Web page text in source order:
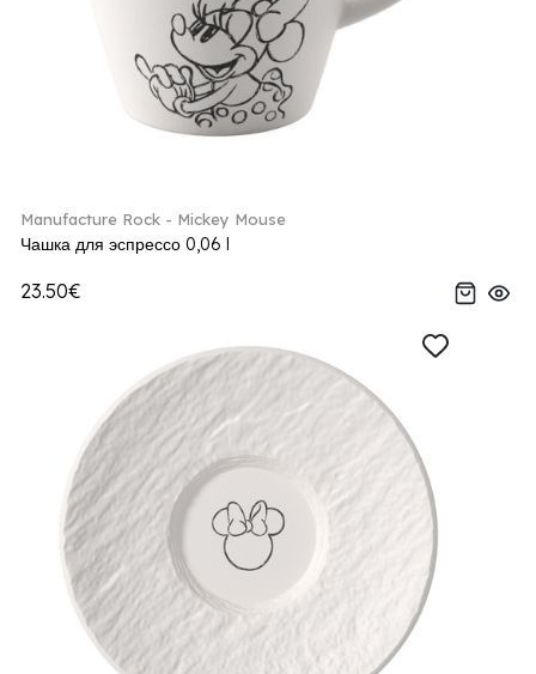
Manufacture Rock - Mickey Mouse
Чашка для эспрессо 0,06 l
23.50€